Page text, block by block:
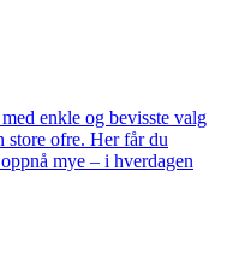
enkle og bevisste valg
store ofre. Her får du
mye – i hverdagen